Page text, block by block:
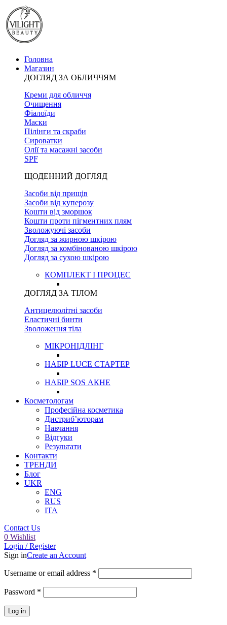
Головна
Магазин
ДОГЛЯД ЗА ОБЛИЧЧЯМ
Креми для обличчя
Очищення
Фіалоїди
Маски
Пілінги та скраби
Сироватки
Олії та масажні засоби
SPF
ЩОДЕННИЙ ДОГЛЯД
Засоби від прищів
Засоби від куперозу
Кошти від зморшок
Кошти проти пігментних плям
Зволожуючі засоби
Догляд за жирною шкірою
Догляд за комбінованою шкірою
Догляд за сухою шкірою
КОМПЛЕКТ І ПРОЦЕС
ДОГЛЯД ЗА ТІЛОМ
Антицелюлітні засоби
Еластичні бинти
Зволоження тіла
МІКРОНІДЛІНГ
НАБІР LUCE СТАРТЕР
НАБІР SOS АКНЕ
Косметологам
Професійна косметика
Дистриб’юторам
Навчання
Відгуки
Результати
Контакти
ТРЕНДИ
Блог
UKR
ENG
RUS
ITA
Contact Us
0 Wishlist
Login / Register
Sign inCreate an Account
Username or email address *
Password *
Log in